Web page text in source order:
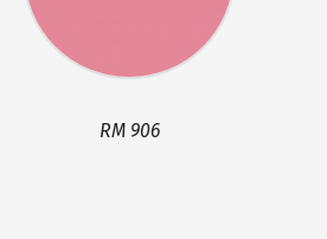
RM 906